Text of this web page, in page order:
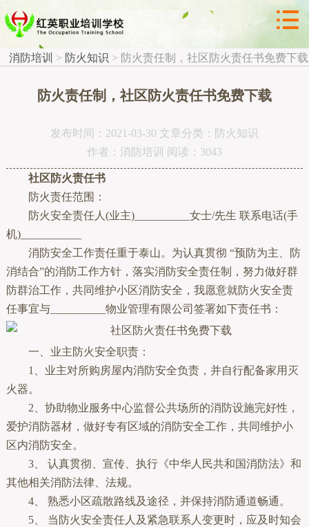

 防火知识 
消防培训 > 防火知识 > 防火责任制，社区防火责任书免费下载
防火责任制，社区防火责任书免费下载
发布时间：2021-03-30 文章分类：防火知识
作者：消防培训 阅读：3043
社区防火责任书
防火责任范围：
防火安全责任人(业主)__________女士/先生 联系电话(手
机)___________
消防安全工作责任重于泰山。为认真贯彻 “预防为主、防
消结合”的消防工作方针，落实消防安全责任制，努力做好群
防群治工作，共同维护小区消防安全，我愿意就防火安全责
任事宜与__________物业管理有限公司签署如下责任书：
一、业主防火安全职责：
1、业主对所购房屋内消防安全负责，并自行配备家用灭
火器。
2、协助物业服务中心监督公共场所的消防设施完好性，
爱护消防器材，做好专有区域的消防安全工作，共同维护小
区内消防安全。
3、 认真贯彻、宣传、执行《中华人民共和国消防法》和
其他相关消防法律、法规。
4、 熟悉小区疏散路线及途径，并保持消防通道畅通。
5、 当防火安全责任人及紧急联系人变更时，应及时知会